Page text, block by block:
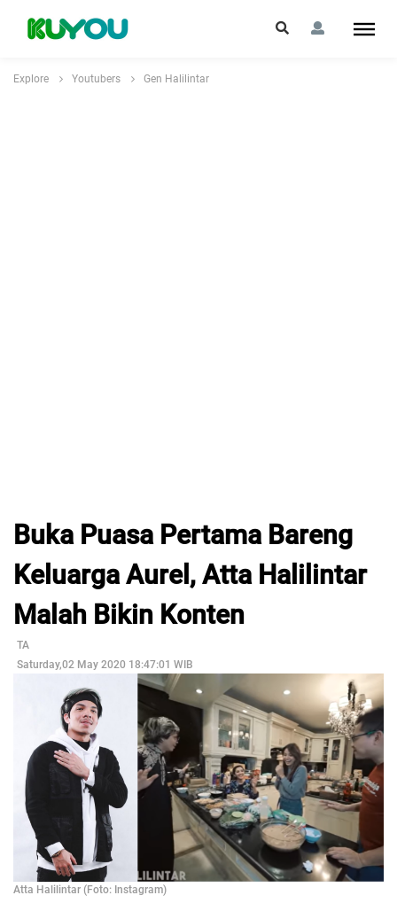
Explore Youtubers Gen Halilintar
Buka Puasa Pertama Bareng
Keluarga Aurel, Atta Halilintar
Malah Bikin Konten
TA
Saturday,02 May 2020 18:47:01 WIB
Atta Halilintar (Foto: Instagram)